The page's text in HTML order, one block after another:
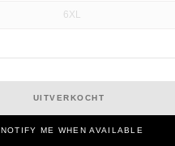
6XL
UITVERKOCHT
NOTIFY ME WHEN AVAILABLE